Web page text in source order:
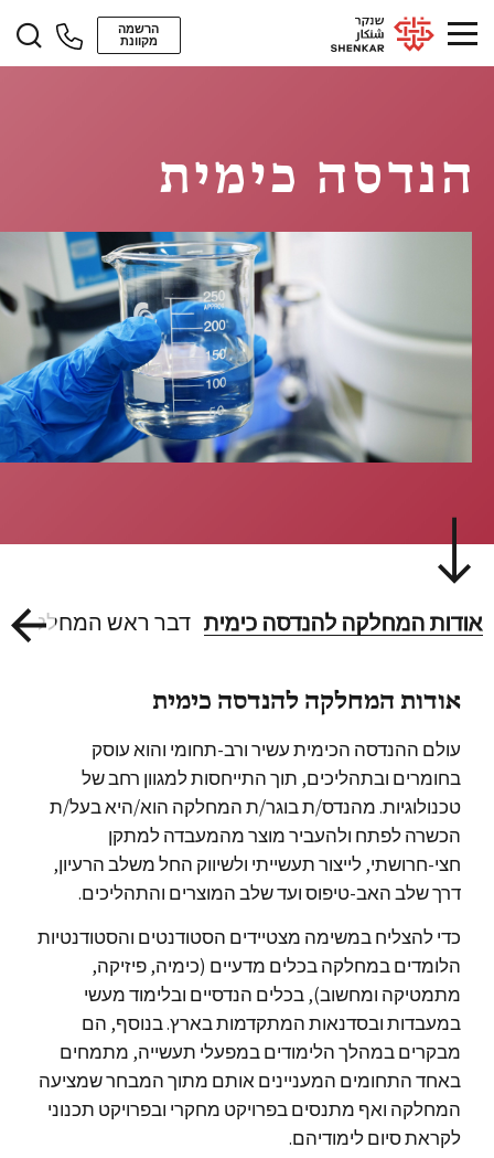
הרשמה
מקוונת
הנדסה כימית
אודות המחלקה להנדסה כימית דבר ראש המחלקה
אודות המחלקה להנדסה כימית
עולם ההנדסה הכימית עשיר ורב-תחומי והוא עוסק
בחומרים ובתהליכים, תוך התייחסות למגוון רחב של
טכנולוגיות. מהנדס/ת בוגר/ת המחלקה הוא/היא בעל/ת
הכשרה לפתח ולהעביר מוצר מהמעבדה למתקן
חצי-חרושתי, לייצור תעשייתי ולשיווק החל משלב הרעיון,
דרך שלב האב-טיפוס ועד שלב המוצרים והתהליכים.
כדי להצליח במשימה מצטיידים הסטודנטים והסטודנטיות
הלומדים במחלקה בכלים מדעיים (כימיה, פיזיקה,
מתמטיקה ומחשוב), בכלים הנדסיים ובלימוד מעשי
במעבדות ובסדנאות המתקדמות בארץ. בנוסף, הם
מבקרים במהלך הלימודים במפעלי תעשייה, מתמחים
באחד התחומים המעניינים אותם מתוך המבחר שמציעה
המחלקה ואף מתנסים בפרויקט מחקרי ובפרויקט תכנוני
לקראת סיום לימודיהם.